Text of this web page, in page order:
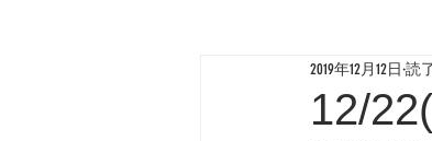
12/
2019年12月12日 読